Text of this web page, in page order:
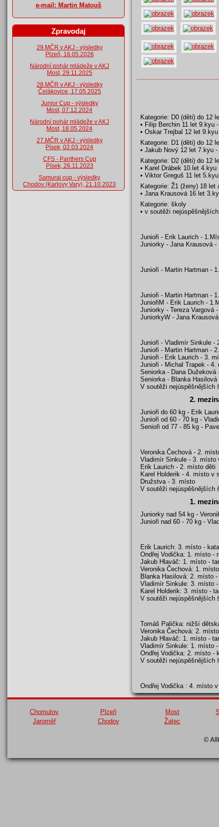
Kategorie: D0 (děti) do 12
• Filip Berchin 11 let 9.kyu
• Oskar Trejbal 12 let
Kategorie: D1 (děti) do 12
• Jakub Nový 12 let 7.kyu
Kategorie: D2 (děti) do 12
• Karel Drábek 10.let
• Viktor Greguš 11 let
Kategorie: Ž1 (ženy) 18
• Jana Krausová 16 let
Kategorie: školy
• v soutěži
Junioři - Erik Laurich -
Juniorky - Jana Krausová -
Junioři - Martin Hartman -
Junioři - Martin Hartman -
JuniořiM - Erik Laurich -
Juniorky - Tereza Vargová
JuniorkyW - Jana
Junioři - Vladimír Sinkule -
Junioři - Martin Hartman -
Junioři - Erik Laurich - 3.
Junioři - Michal Trapek - 4.
Seniorka - Dana Dužeková
Seniorka - Blanka
V soutěži
2.
Junioři do 60 kg - Erik
Junioři od 60 - 70 kg -
Senioři od 77 - 85 kg -
Veronika Čechová - 2.
Vladimír Sinkule - 3. místo
Erik Laurich - 2. místo děti
Karel Holderik - 4. místo v
Družstva - 3. místo
V soutěži
1.
Juniorky nad 54 kg -
Junioři nad 60 - 70 kg -
Erik Laurich: 3. místo -
Ondřej Vodička: 1. místo -
Jakub Hlaváč: 1. místo -
Veronika Čechová: 1.
Blanka Hasilová: 2. místo -
Vladimír Sinkule: 3. místo
Karel Holderik: 3. místo -
V soutěži
Tomáš Palička: nižší
Veronika Čechová: 2.
Jakub Hlaváč: 1. místo -
Vladimír Sinkule: 1. místo
Ondřej Vodička: 2. místo -
V soutěži nejúspěšnějších
Ondřej Vodička : 4. místo
e-mail: Martin Matouš
Zpravodaj
29.MČR v AKJ - výsledky
Plzeň, 16.05.2026
Národní pohár mládeže v AKJ
Most, 29.11.2025
28.MČR v AKJ - výsledky
Čelákovice, 17.05.2025
Junior Cup - výsledky
Most, 07.12.2024
Národní pohár mládeže v AKJ
Most, 18.05.2024
27.MČR v AKJ - výsledky
Písek, 02.03.2024
CFS - Panthers Cup
Písek, 26.11.2023
Samurai cup - výsledky
Chodov (Karlovy Vary), 21.10.2023
Chomutov Plzeň Most
Jaroměř
Chodov Žatec
©